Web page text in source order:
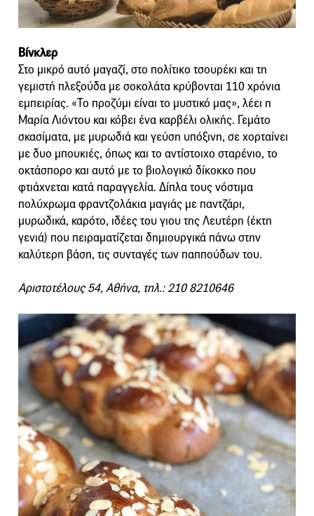
Βίνκλερ
Στο μικρό αυτό μαγαζί, στο πολίτικο τσουρέκι και τη
γεμιστή πλεξούδα με σοκολάτα κρύβονται 110 χρόνια
εμπειρίας. «Το προζύμι είναι το μυστικό μας», λέει η
Μαρία Λιόντου και κόβει ένα καρβέλι ολικής. Γεμάτο
σκασίματα, με μυρωδιά και γεύση υπόξινη, σε χορταίνει
με δυο μπουκιές, όπως και το αντίστοιχο σταρένιο, το
οκτάσπορο και αυτό με το βιολογικό δίκοκκο που
φτιάχνεται κατά παραγγελία. Δίπλα τους νόστιμα
πολύχρωμα φραντζολάκια μαγιάς με παντζάρι,
μυρωδικά, καρότο, ιδέες του γιου της Λευτέρη (έκτη
γενιά) που πειραματίζεται δημιουργικά πάνω στην
καλύτερη βάση, τις συνταγές των παππούδων του.
Αριστοτέλους 54, Αθήνα, τηλ.: 210 8210646